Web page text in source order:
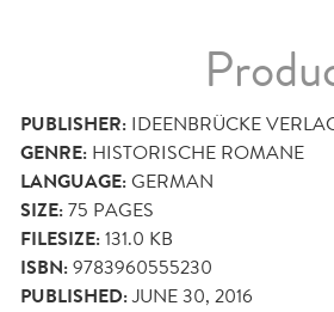
PUBLISHER: IDEENBRÜCKE
GENRE: HISTORISCHE ROMANE
LANGUAGE:GERMAN
SIZE:75 PAGES
FILESIZE:131.0 KB
ISBN:9783960555230
PUBLISHED:JUNE 30, 2016